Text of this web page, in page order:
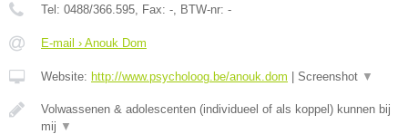
Tel: 0488/366.595 , Fax: - , BTW-nr: -
E-mail › Anouk Dom
Website: http://www.psycholoog.be/anouk.dom Screenshot ▼
Volwassenen & adolescenten (individueel of als koppel) kunnen bij
mij ▼